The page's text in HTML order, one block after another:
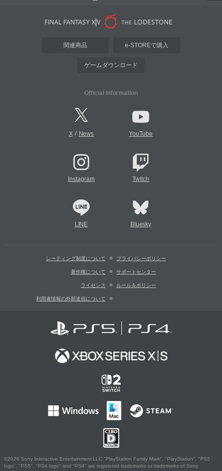
関連商品 e-STOREで購入
ゲームダウンロード
Official Information
X/ News YouTube
Instagram Twitch
LINE Bluesky
レーティング制度について プライバシーポリシー
著作権について サポートセンター
ライセンス ルール＆ポリシー
利用者情報の外部送信について
©2026 Sony Interactive Entertainment LLC."PlayStation Family Mark", "PlayStation", "PS5
logo", "PS5", "PS4 logo" and "PS4" are registered trademarks or trademarks of Sony